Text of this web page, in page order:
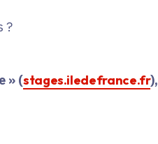
?
» (stages.iledefrance.fr),